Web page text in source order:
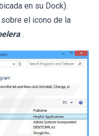
en su Dock).
el icono de la
.